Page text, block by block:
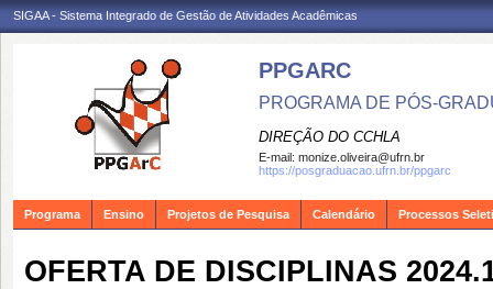
SIGAA - Sistema Integrado de Gestão de Atividades Acadêmicas
PPGARC
PROGRAMA DE PÓS-
DIREÇÃO DO CCHLA
E-mail: monize.oliveira@ufrn.br
https://posgraduacao.ufrn.br/ppgarc
Programa Ensino Projetos de Pesquisa Calendário Processos
OFERTA DE DISCIPLINAS